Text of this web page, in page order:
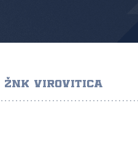
ŽNK VIROVITICA